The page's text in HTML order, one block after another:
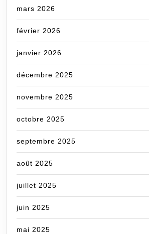
mars 2026
février 2026
janvier 2026
décembre 2025
novembre 2025
octobre 2025
septembre 2025
août 2025
juillet 2025
juin 2025
mai 2025